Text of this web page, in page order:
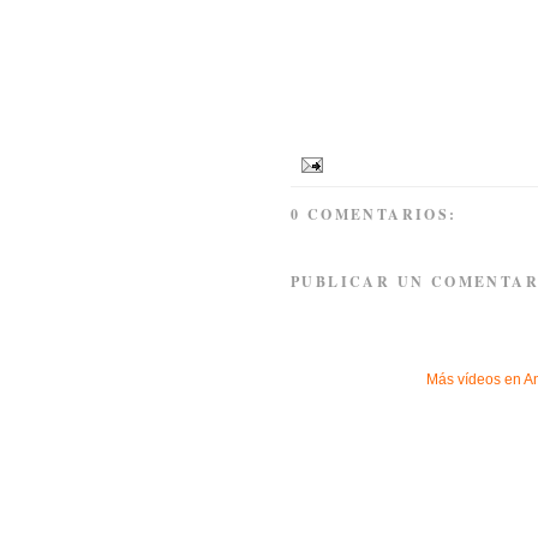
Más vídeos en
0 COMENTARIOS:
PUBLICAR UN